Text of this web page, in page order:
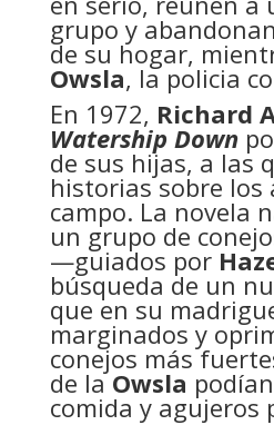
grupo y
de su hogar,
Owsla, la policia
En 1972, Richard
Watership Down
de sus hijas, a las
historias sobre los
campo. La novela
un grupo de
—guiados por
búsqueda de un
que en su
marginados y
conejos más
de laOwsla
comida y agujeros